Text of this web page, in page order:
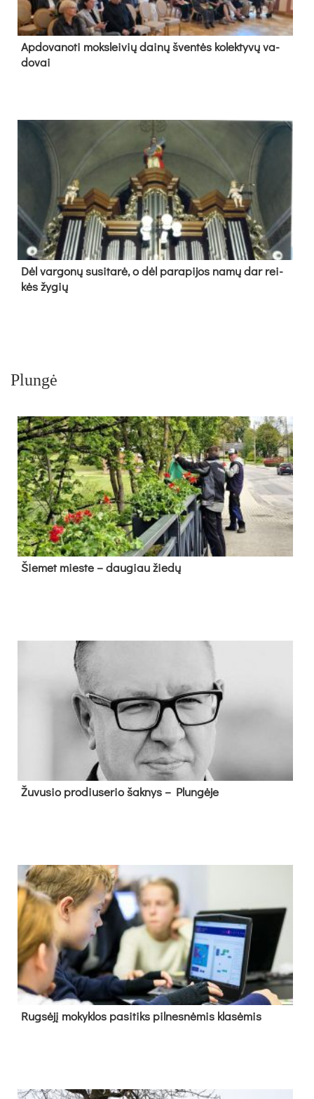
Ap­do­va­no­ti moks­lei­vių dai­nų šven­tės ko­lek­ty­vų va­
do­vai
Dėl var­go­nų su­si­ta­rė, o dėl pa­ra­pi­jos na­mų dar rei­
kės žy­gių
Plungė
Šie­met mies­te – dau­giau žie­dų
Žu­vu­sio pro­diu­se­rio šak­nys – Plun­gė­je
Rug­sė­jį mo­kyk­los pa­si­tiks pil­nes­nė­mis kla­sė­mis